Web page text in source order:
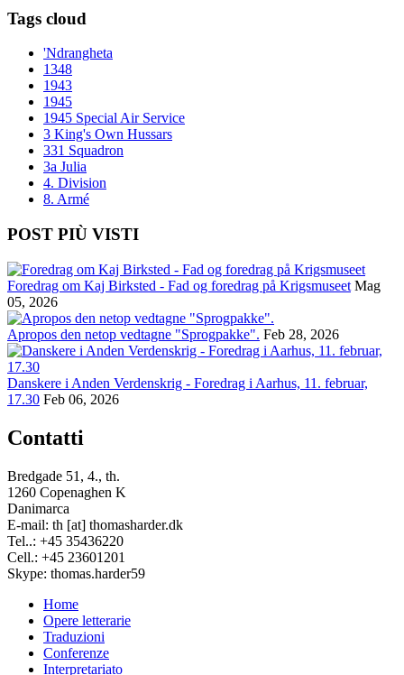
Tags cloud
'Ndrangheta
1348
1943
1945
1945 Special Air Service
3 King's Own Hussars
331 Squadron
3a Julia
4. Division
8. Armé
POST PIÙ VISTI
Foredrag om Kaj Birksted - Fad og foredrag på Krigsmuseet Mag
05, 2026
Apropos den netop vedtagne "Sprogpakke". Feb 28, 2026
Danskere i Anden Verdenskrig - Foredrag i Aarhus, 11. februar,
17.30 Feb 06, 2026
Contatti
Bredgade 51, 4., th.
1260 Copenaghen K
Danimarca
E-mail: th [at] thomasharder.dk
Tel..: +45 35436220
Cell.: +45 23601201
Skype: thomas.harder59
Footer
menu
Home
Opere letterarie
Traduzioni
Conferenze
Interpretariato